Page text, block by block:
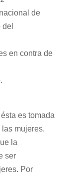
de
en contra de
es tomada
mujeres.
la
ser
Por